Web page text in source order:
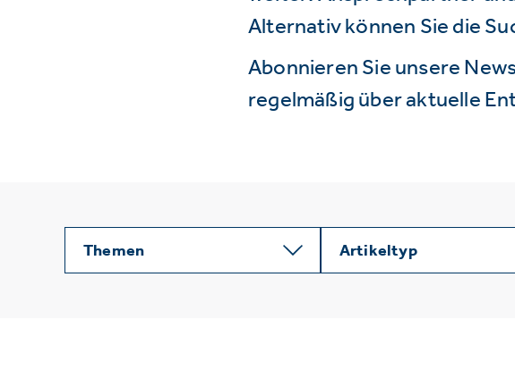
Alternativ können Sie die
Abonnieren Sie unsere
regelmäßig über aktuelle
Themen Artikeltyp